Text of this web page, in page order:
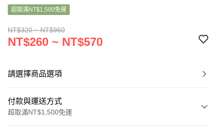
超取滿NT$1,500免運
NT$320 ~ NT$960
NT$260 ~ NT$570
請選擇商品選項
付款與運送方式
超取滿NT$1,500免運